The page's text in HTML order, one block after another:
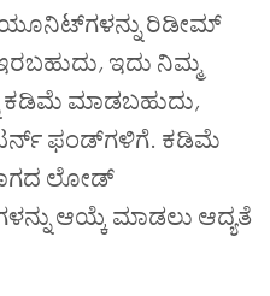
ಯೂನಿಟ್‌ಗಳನ್ನು ರಿಡೀಮ್
, ಇದು ನಿಮ್ಮ
ಮಾಡಬಹುದು,
ಫಂಡ್‌ಗಳಿಗೆ. ಕಡಿಮೆ
ಲೋಡ್
ಆಯ್ಕೆ ಮಾಡಲು ಆದ್ಯತೆ